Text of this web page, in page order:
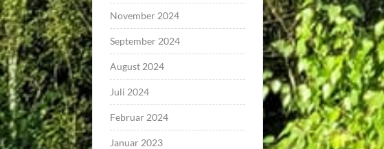
November 2024
September 2024
August 2024
Juli 2024
Februar 2024
Januar 2023